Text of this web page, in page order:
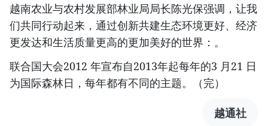
越南农业与农村发展部林业局局长陈光保强调，让我
们共同行动起来，通过创新共建生态环境更好、经济
更发达和生活质量更高的更加美好的世界：。
联合国大会2012 年宣布自2013年起每年的3 月21 日
为国际森林日，每年都有不同的主题。（完）
越通社